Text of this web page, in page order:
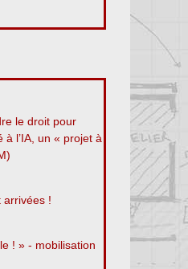
le droit pour
l’IA, un « projet à
arrivées !
! » - mobilisation